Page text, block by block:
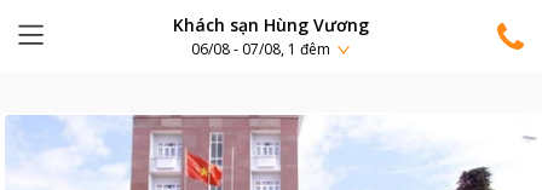
Khách sạn Hùng Vương
06/08 - 07/08, 1 đêm